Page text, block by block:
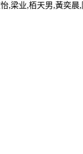
,梁业,栢天男,黃奕晨